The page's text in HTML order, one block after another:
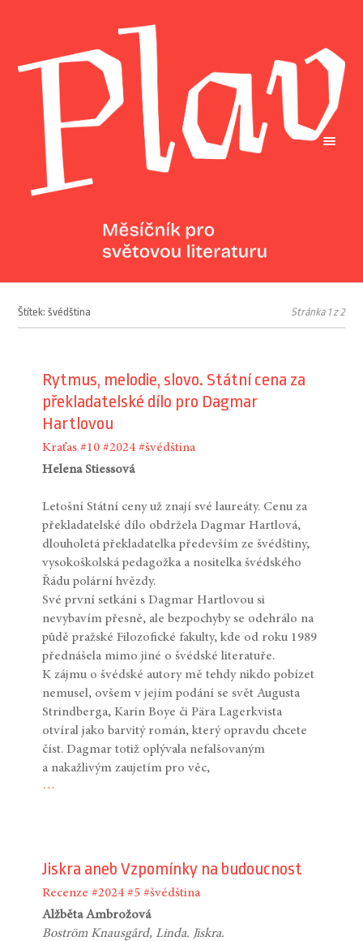
Štítek: švédština Stránka 1 z 2
Rytmus, melodie, slovo. Státní cena za
překladatelské dílo pro Dagmar
Hartlovou
Kraťas #10 #2024 #švédština
Helena Stiessová
Letošní Státní ceny už znají své laureáty. Cenu za
překladatelské dílo obdržela Dagmar Hartlová,
dlouholetá překladatelka především ze švédštiny,
vysokoškolská pedagožka a nositelka švédského
Řádu polární hvězdy.
Své první setkání s Dagmar Hartlovou si
nevybavím přesně, ale bezpochyby se odehrálo na
půdě pražské Filozofické fakulty, kde od roku 1989
přednášela mimo jiné o švédské literatuře.
K zájmu o švédské autory mě tehdy nikdo pobízet
nemusel, ovšem v jejím podání se svět Augusta
Strindberga, Karin Boye či Pära Lager­kvista
otvíral jako barvitý román, který opravdu chcete
číst. Dagmar totiž oplývala nefalšovaným
a nakažlivým zaujetím pro věc,
…
Jiskra aneb Vzpomínky na budoucnost
Recenze #2024 #5 #švédština
Alžběta Ambrožová
Boström Knausgård, Linda. Jiskra.